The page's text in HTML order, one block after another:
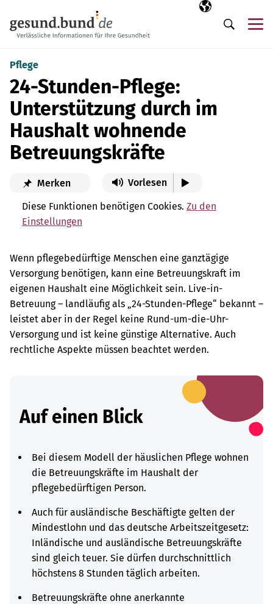
Ausgewählte
DE
Suche
Pflege
24-Stunden-Pflege:
Unterstützung durch im
Haushalt wohnende
Betreuungskräfte
Merken Vorlesen
Diese Funktionen benötigen Cookies. Zu den
Einstellungen
Wenn pflegebedürftige Menschen eine ganztägige
Versorgung benötigen, kann eine Betreuungskraft im
eigenen Haushalt eine Möglichkeit sein. Live-in-
Betreuung – landläufig als „24-Stunden-Pflege“ bekannt –
leistet aber in der Regel keine Rund-um-die-Uhr-
Versorgung und ist keine günstige Alternative. Auch
rechtliche Aspekte müssen beachtet werden.
Auf einen Blick
Bei diesem Modell der häuslichen Pflege wohnen
die Betreuungskräfte im Haushalt der
pflegebedürftigen Person.
Auch für ausländische Beschäftigte gelten der
Mindestlohn und das deutsche Arbeitszeitgesetz:
Inländische und ausländische Betreuungskräfte
sind gleich teuer. Sie dürfen durchschnittlich
höchstens 8 Stunden täglich arbeiten.
Betreuungskräfte ohne anerkannte